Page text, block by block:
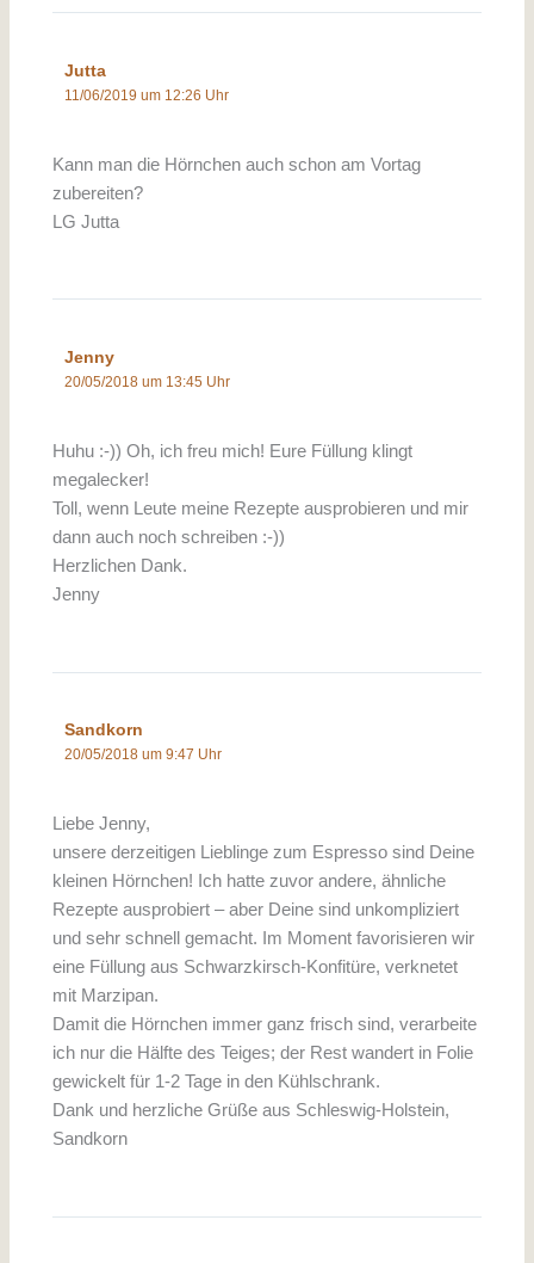
Jutta
11/06/2019 um 12:26 Uhr
Kann man die Hörnchen auch schon am Vortag
zubereiten?
LG Jutta
Jenny
20/05/2018 um 13:45 Uhr
Huhu :-)) Oh, ich freu mich! Eure Füllung klingt
megalecker!
Toll, wenn Leute meine Rezepte ausprobieren und mir
dann auch noch schreiben :-))
Herzlichen Dank.
Jenny
Sandkorn
20/05/2018 um 9:47 Uhr
Liebe Jenny,
unsere derzeitigen Lieblinge zum Espresso sind Deine
kleinen Hörnchen! Ich hatte zuvor andere, ähnliche
Rezepte ausprobiert – aber Deine sind unkompliziert
und sehr schnell gemacht. Im Moment favorisieren wir
eine Füllung aus Schwarzkirsch-Konfitüre, verknetet
mit Marzipan.
Damit die Hörnchen immer ganz frisch sind, verarbeite
ich nur die Hälfte des Teiges; der Rest wandert in Folie
gewickelt für 1-2 Tage in den Kühlschrank.
Dank und herzliche Grüße aus Schleswig-Holstein,
Sandkorn